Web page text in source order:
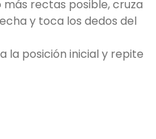
rectas posible, cruza
y toca los dedos del
la posición inicial y repite